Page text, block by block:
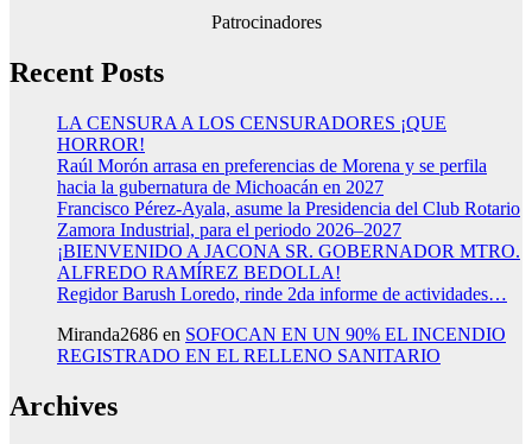
Patrocinadores
Recent Posts
LA CENSURA A LOS CENSURADORES ¡QUE
HORROR!
Raúl Morón arrasa en preferencias de Morena y se perfila
hacia la gubernatura de Michoacán en 2027
Francisco Pérez-Ayala, asume la Presidencia del Club Rotario
Zamora Industrial, para el periodo 2026–2027
¡BIENVENIDO A JACONA SR. GOBERNADOR MTRO.
ALFREDO RAMÍREZ BEDOLLA!
Regidor Barush Loredo, rinde 2da informe de actividades…
Miranda2686 en SOFOCAN EN UN 90% EL INCENDIO
REGISTRADO EN EL RELLENO SANITARIO
Archives